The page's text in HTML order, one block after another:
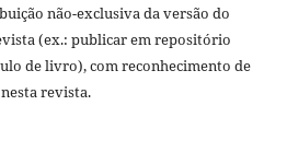
não-exclusiva da versão do
(ex.: publicar em repositório
de livro), com reconhecimento de
revista.